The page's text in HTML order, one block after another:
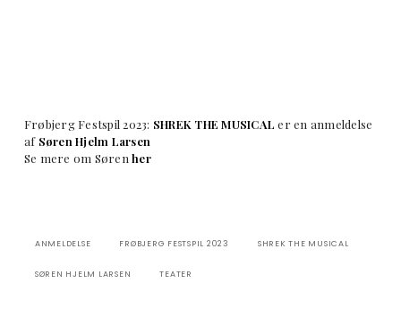
Frøbjerg Festspil 2023: SHREK THE MUSICAL er en anmeldelse
af Søren Hjelm Larsen
Se mere om Sørenher
ANMELDELSE FRØBJERG FESTSPIL 2023 SHREK THE MUSICAL
SØREN HJELM LARSEN TEATER